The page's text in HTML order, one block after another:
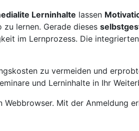
Lerninhalte lassen
lernen. Gerade dieses
im Lernprozess. Die integrierten
zu vermeiden und
und Lerninhalte in Ihr
Mit der Anmeldung